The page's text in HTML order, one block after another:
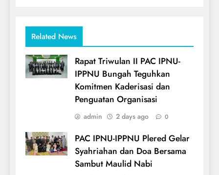
Related News
Rapat Triwulan II PAC IPNU-
IPPNU Bungah Teguhkan
Komitmen Kaderisasi dan
Penguatan Organisasi
admin 2 days ago 0
PAC IPNU-IPPNU Plered Gelar
Syahriahan dan Doa Bersama
Sambut Maulid Nabi